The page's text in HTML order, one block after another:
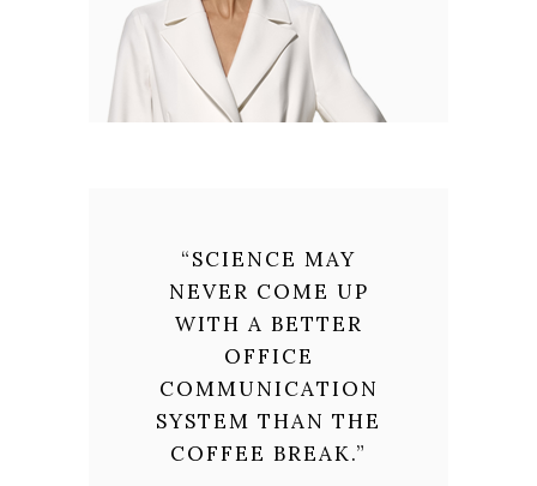
“SCIENCE MAY
NEVER COME UP
WITH A BETTER
OFFICE
COMMUNICATION
SYSTEM THAN THE
COFFEE BREAK.”